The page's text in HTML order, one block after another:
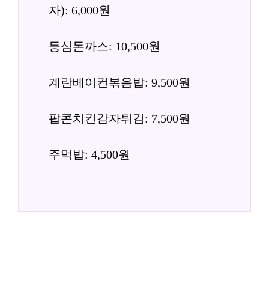
자): 6,000원
등심돈까스: 10,500원
계란베이컨볶음밥: 9,500원
팝콘치킨감자튀김: 7,500원
주먹밥: 4,500원